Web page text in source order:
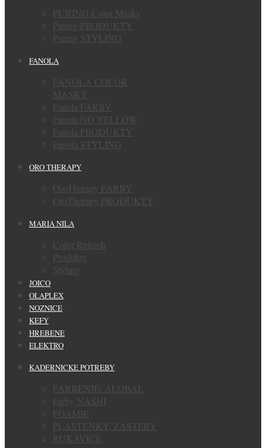
PURING Color Masky
Puring PRODUKTY
Puring STYLING
FANOLA
FANOLA COLOR
MASKY
Fanola FARBY
Fanola NO YELLOW
Fanola PRODUKTY
Fanola STYLING
ORO THERAPY
OroTherapy FARBY
OroTherapy PRODUKTY
MARIA NILA
Color Refresh
Produkty
Styling
JOICO
OLAPLEX
NOZNICE
KEFY
HREBENE
ELEKTRO
KADERNICKE POTREBY
FARBENIE/ ALOBAL
Farby NASHI
FOAMIE
PLASTENKY, ZASTERY
RUKAVICE